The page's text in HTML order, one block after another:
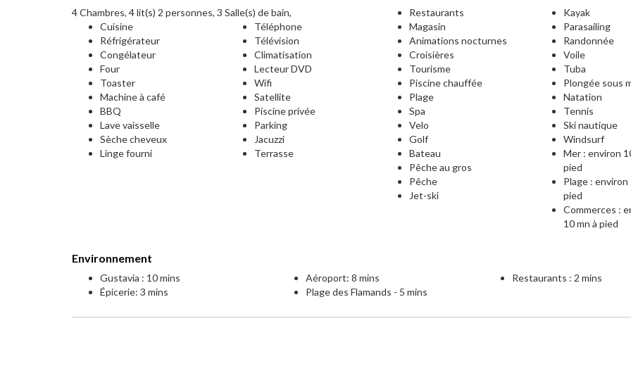
4 Chambres, 4 lit(s) 2 personnes, 3 Salle(s) de bain,
Cuisine
Réfrigérateur
Congélateur
Four
Toaster
Machine à café
BBQ
Lave vaisselle
Sèche cheveux
Linge fourni
Téléphone
Télévision
Climatisation
Lecteur DVD
Wifi
Satellite
Piscine privée
Parking
Jacuzzi
Terrasse
Restaurants
Magasin
Animations nocturnes
Croisières
Tourisme
Piscine chauffée
Plage
Spa
Velo
Golf
Bateau
Pêche au gros
Pêche
Jet-ski
Kayak
Parasailing
Randonnée
Voile
Tuba
Plongée sous
Natation
Tennis
Ski nautique
Windsurf
Mer : environ
pied
Plage : environ
pied
Commerces :
10 mn à pied
Environnement
Gustavia : 10 mins
Épicerie: 3 mins
Aéroport: 8 mins
Plage des Flamands - 5 mins
Restaurants : 2 mins